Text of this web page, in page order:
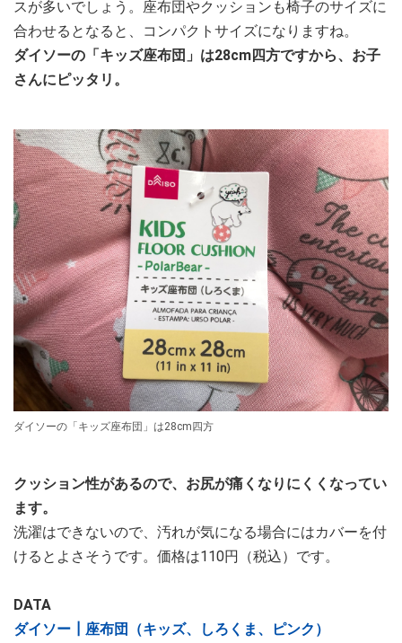
スが多いでしょう。座布団やクッションも椅子のサイズに
合わせるとなると、コンパクトサイズになりますね。
ダイソーの「キッズ座布団」は28cm四方ですから、お子
さんにピッタリ。
ダイソーの「キッズ座布団」は28cm四方
クッション性があるので、お尻が痛くなりにくくなってい
ます。
洗濯はできないので、汚れが気になる場合にはカバーを付
けるとよさそうです。価格は110円（税込）です。
DATA
ダイソー┃座布団（キッズ、しろくま、ピンク）